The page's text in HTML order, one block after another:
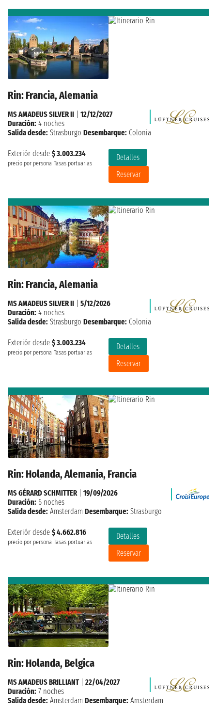
Rin: Francia, Alemania
Exteriór desde $ 3.003.234
precio por persona Tasas portuarias
Detalles
Reservar
MS AMADEUS SILVER II
12/12/2027
Duración: 4 noches
Salida desde: Strasburgo Desembarque: Colonia
Rin: Francia, Alemania
Exteriór desde $ 3.003.234
precio por persona Tasas portuarias
Detalles
Reservar
MS AMADEUS SILVER II
5/12/2026
Duración: 4 noches
Salida desde: Strasburgo Desembarque: Colonia
Rin: Holanda, Alemania, Francia
Exteriór desde $ 4.662.816
precio por persona Tasas portuarias
Detalles
Reservar
MS GÉRARD SCHMITTER
19/09/2026
Duración: 6 noches
Salida desde: Amsterdam Desembarque: Strasburgo
Rin: Holanda, Belgica
MS AMADEUS BRILLIANT| 22/04/2027
Duración: 7 noches
Salida desde: Amsterdam Desembarque: Amsterdam